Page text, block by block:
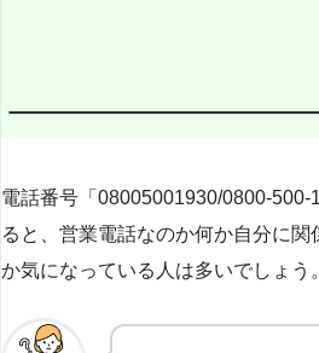
電話番号「08005001930/0800-500-
ると、営業電話なのか何か自分に
か気になっている人は多いでしょう。